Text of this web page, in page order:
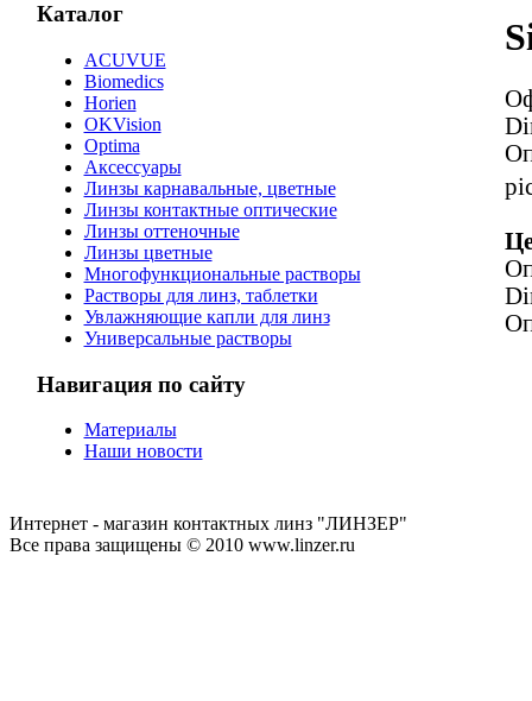
Каталог
ACUVUE
Biomedics
Horien
OKVision
Optima
Аксессуары
Линзы карнавальные, цветные
Линзы контактные оптические
Линзы оттеночные
Линзы цветные
Многофункциональные растворы
Растворы для линз, таблетки
Увлажняющие капли для линз
Универсальные растворы
Навигация по сайту
Материалы
Наши новости
Интернет - магазин контактных линз "ЛИНЗЕР"
Все права защищены © 2010 www.linzer.ru